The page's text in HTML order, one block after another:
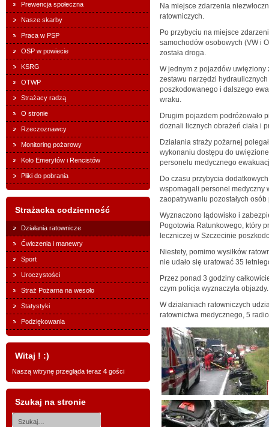
Prewencja społeczna
Nasze skarby
Praca w PSP
OSP w powiecie
KSRG
OTWP
Strażacy radzą
O stronie
Rzeczoznawcy
Monitoring pożarowy
Koło Emerytów i Rencistów
Pliki do pobrania
Strażacka codzienność
Działania ratownicze
Ćwiczenia i manewry
Sport
Uroczystości
Straż Pożarna na wesoło
Statystyki
Podziękowania
Witaj ! :)
Naszą witrynę przegląda teraz 4 gości
Szukaj na stronie
Na miejsce zdarzenia
ratowniczych.
Po przybyciu na miejsce
samochodów osobowych (VW i
została droga.
W jednym z pojazdów uwięziony
zestawu narzędzi
poszkodowanego i dalszego
wraku.
Drugim pojazdem podróżowało
doznali licznych obrażeń ciała i
Działania straży pożarnej
wykonaniu dostępu do
personelu medycznego
Do czasu przybycia
wspomagali personel medyczny
zaopatrywaniu pozostałych
Wyznaczono lądowisko i
Pogotowia Ratunkowego, który
leczniczej w Szczecinie
Niestety, pomimo wysiłków
nie udało się uratować 35
Przez ponad 3 godziny
czym policja wyznaczyła objazdy.
W działaniach ratowniczych
ratownictwa medycznego, 5